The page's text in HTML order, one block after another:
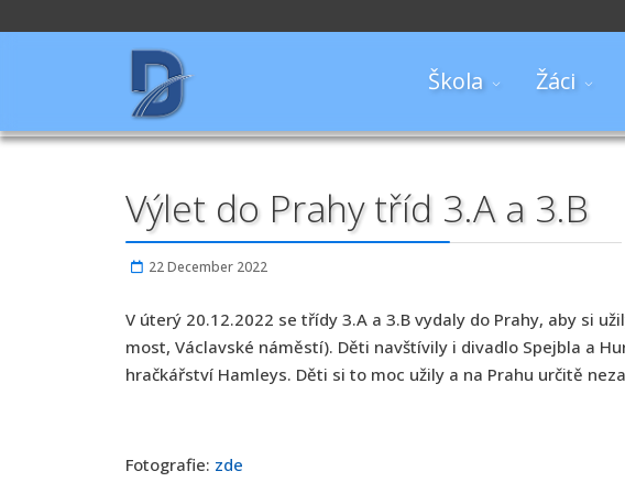
Škola Žáci
Výlet do Prahy tříd 3.A a 3.B
22 December 2022
V úterý 20.12.2022 se třídy 3.A a 3.B vydaly do Prahy, aby si
most, Václavské náměstí). Děti navštívily i divadlo Spejbla a
hračkářství Hamleys. Děti si to moc užily a na Prahu určitě
Fotografie: zde